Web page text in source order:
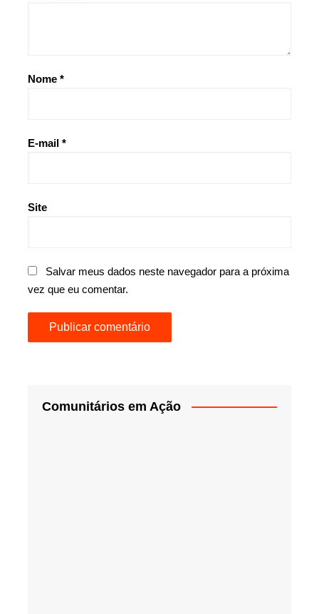
Nome *
E-mail *
Site
Salvar meus dados neste navegador para a próxima
vez que eu comentar.
Comunitários em Ação